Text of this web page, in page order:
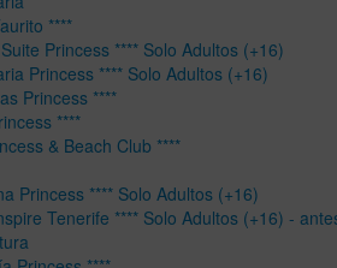
****
Princess **** Solo Adultos (+16)
Princess **** Solo Adultos (+16)
Princess ****
****
& Beach Club ****
Princess **** Solo Adultos (+16)
Tenerife **** Solo Adultos (+16) -